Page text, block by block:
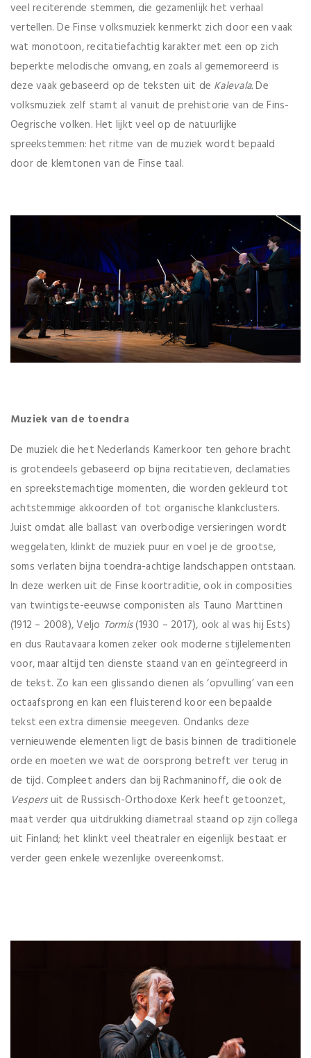
veel reciterende stemmen, die gezamenlijk het verhaal
vertellen. De Finse volksmuziek kenmerkt zich door een vaak
wat monotoon, recitatiefachtig karakter met een op zich
beperkte melodische omvang, en zoals al gememoreerd is
deze vaak gebaseerd op de teksten uit de Kalevala.De
volksmuziek zelf stamt al vanuit de prehistorie van de Fins-
Oegrische volken. Het lijkt veel op de natuurlijke
spreekstemmen: het ritme van de muziek wordt bepaald
door de klemtonen van de Finse taal.
Muziek van de toendra
De muziek die het Nederlands Kamerkoor ten gehore bracht
is grotendeels gebaseerd op bijna recitatieven, declamaties
en spreekstemachtige momenten, die worden gekleurd tot
achtstemmige akkoorden of tot organische klankclusters.
Juist omdat alle ballast van overbodige versieringen wordt
weggelaten, klinkt de muziek puur en voel je de grootse,
soms verlaten bijna toendra-achtige landschappen ontstaan.
In deze werken uit de Finse koortraditie, ook in composities
van twintigste-eeuwse componisten als Tauno Marttinen
(1912 – 2008), Veljo Tormis(1930 – 2017), ook al was hij Ests)
en dus Rautavaara komen zeker ook moderne stijlelementen
voor, maar altijd ten dienste staand van en geïntegreerd in
de tekst. Zo kan een glissando dienen als ‘opvulling’ van een
octaafsprong en kan een fluisterend koor een bepaalde
tekst een extra dimensie meegeven. Ondanks deze
vernieuwende elementen ligt de basis binnen de traditionele
orde en moeten we wat de oorsprong betreft ver terug in
de tijd. Compleet anders dan bij Rachmaninoff, die ook de
Vespersuit de Russisch-Orthodoxe Kerk heeft getoonzet,
maat verder qua uitdrukking diametraal staand op zijn collega
uit Finland; het klinkt veel theatraler en eigenlijk bestaat er
verder geen enkele wezenlijke overeenkomst.